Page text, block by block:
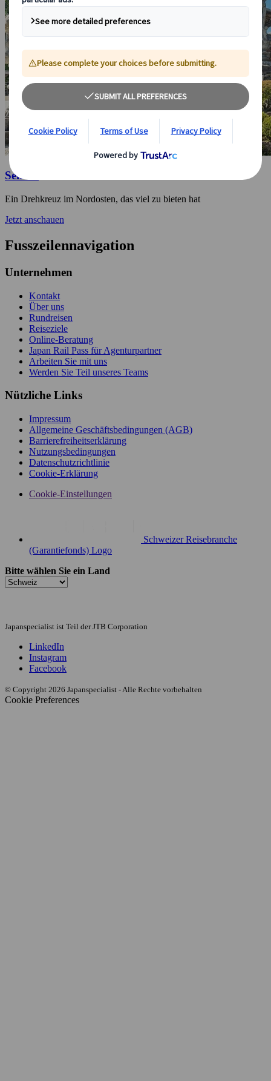
Sendai
Ein Drehkreuz im Nordosten, das viel zu bieten hat
Jetzt anschauen
Fusszeilennavigation
Unternehmen
Kontakt
Über uns
Rundreisen
Reiseziele
Online-Beratung
Japan Rail Pass für Agenturpartner
Arbeiten Sie mit uns
Werden Sie Teil unseres Teams
Nützliche Links
Impressum
Allgemeine Geschäftsbedingungen (AGB)
Barrierefreiheitserklärung
Nutzungsbedingungen
Datenschutzrichtlinie
Cookie-Erklärung
Cookie-Einstellungen
Schweizer Reisebranche
(Garantiefonds) Logo
Bitte wählen Sie ein Land
Japanspecialist ist Teil der JTB Corporation
LinkedIn
Instagram
Facebook
© Copyright 2026 Japanspecialist - Alle Rechte vorbehalten
Cookie Preferences